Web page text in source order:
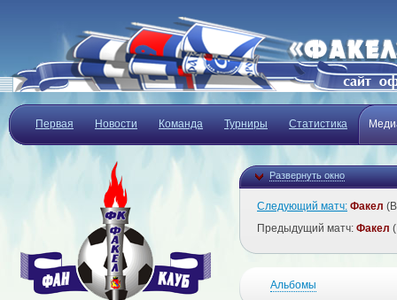
Первая Новости Команда Турниры Статистика
Развернуть окно
Следующий матч: Факел
Предыдущий матч: Факел
Альбомы